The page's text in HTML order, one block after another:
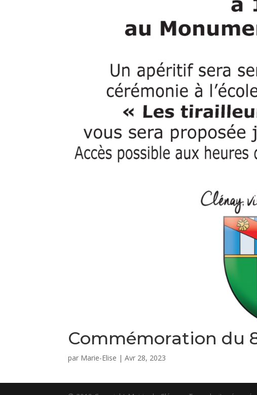
Commémoration du
par Marie-Elise |Avr 28, 2023